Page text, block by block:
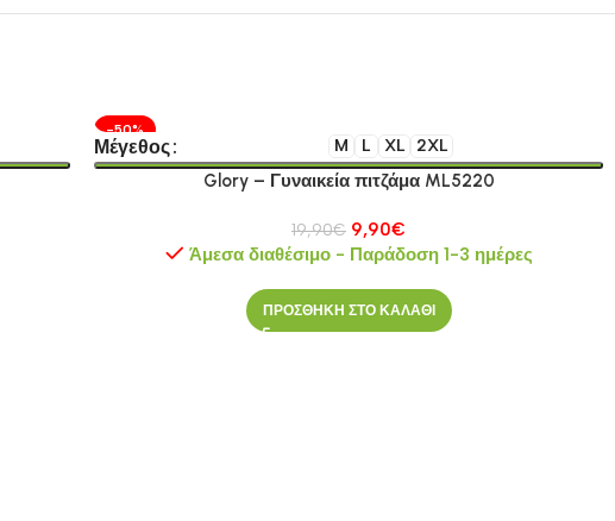
-50%
Μέγεθος M L XL 2XL
Glory – Γυναικεία πιτζάμα ML5220
19,90€ 9,90€
Άμεσα διαθέσιμο - Παράδοση 1-3 ημέρες
ΠΡΟΣΘΗΚΗ ΣΤΟ ΚΑΛΑΘΙ